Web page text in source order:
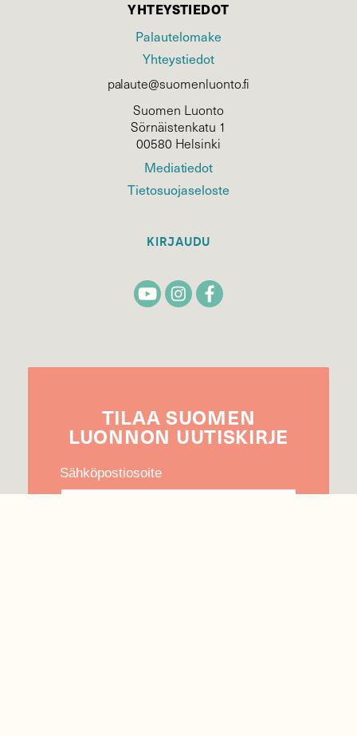
YHTEYSTIEDOT
Palautelomake
Yhteystiedot
palaute@suomenluonto.fi
Suomen Luonto
Sörnäistenkatu 1
00580 Helsinki
Mediatiedot
Tietosuojaseloste
KIRJAUDU
TILAA SUOMEN
LUONNON UUTIS­KIRJE
Sähköpostiosoite